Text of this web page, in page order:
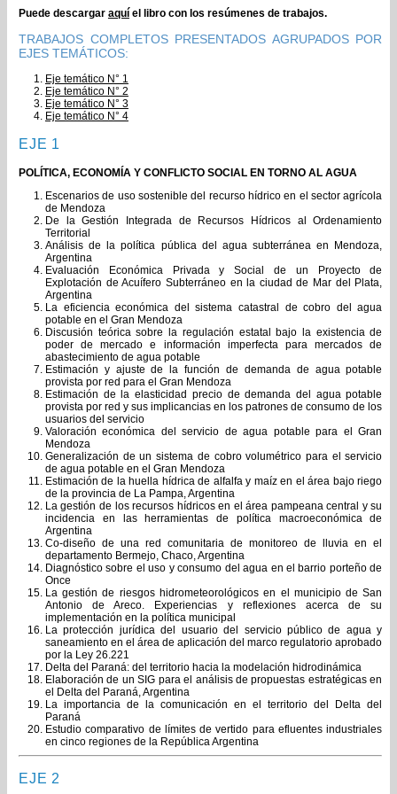
Puede descargar aquíel libro con los resúmenes de trabajos.
TRABAJOS COMPLETOS PRESENTADOS AGRUPADOS POR
EJES TEMÁTICOS:
Eje temático N° 1
Eje temático N° 2
Eje temático N° 3
Eje temático N° 4
EJE 1
POLÍTICA, ECONOMÍA Y CONFLICTO SOCIAL EN TORNO AL AGUA
Escenarios de uso sostenible del recurso hídrico en el sector agrícola
de Mendoza
De la Gestión Integrada de Recursos Hídricos al Ordenamiento
Territorial
Análisis de la política pública del agua subterránea en Mendoza,
Argentina
Evaluación Económica Privada y Social de un Proyecto de
Explotación de Acuífero Subterráneo en la ciudad de Mar del Plata,
Argentina
La eficiencia económica del sistema catastral de cobro del agua
potable en el Gran Mendoza
Discusión teórica sobre la regulación estatal bajo la existencia de
poder de mercado e información imperfecta para mercados de
abastecimiento de agua potable
Estimación y ajuste de la función de demanda de agua potable
provista por red para el Gran Mendoza
Estimación de la elasticidad precio de demanda del agua potable
provista por red y sus implicancias en los patrones de consumo de los
usuarios del servicio
Valoración económica del servicio de agua potable para el Gran
Mendoza
Generalización de un sistema de cobro volumétrico para el servicio
de agua potable en el Gran Mendoza
Estimación de la huella hídrica de alfalfa y maíz en el área bajo riego
de la provincia de La Pampa, Argentina
La gestión de los recursos hídricos en el área pampeana central y su
incidencia en las herramientas de política macroeconómica de
Argentina
Co-diseño de una red comunitaria de monitoreo de lluvia en el
departamento Bermejo, Chaco, Argentina
Diagnóstico sobre el uso y consumo del agua en el barrio porteño de
Once
La gestión de riesgos hidrometeorológicos en el municipio de San
Antonio de Areco. Experiencias y reflexiones acerca de su
implementación en la política municipal
La protección jurídica del usuario del servicio público de agua y
saneamiento en el área de aplicación del marco regulatorio aprobado
por la Ley 26.221
Delta del Paraná: del territorio hacia la modelación hidrodinámica
Elaboración de un SIG para el análisis de propuestas estratégicas en
el Delta del Paraná, Argentina
La importancia de la comunicación en el territorio del Delta del
Paraná
Estudio comparativo de límites de vertido para efluentes industriales
en cinco regiones de la República Argentina
EJE 2